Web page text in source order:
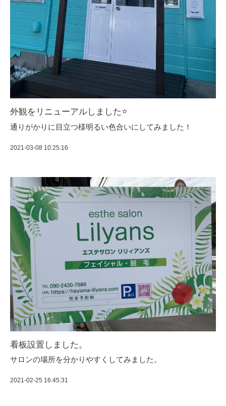
外観をリニューアルしました⭐️
通りがかりに目立つ様明るい色合いにしてみました！
2021-03-08 10:25:16
看板設置しました。
サロンの場所を分かりやすくしてみました。
2021-02-25 16:45:31